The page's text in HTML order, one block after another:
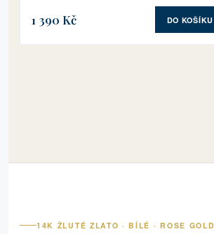
1 390 Kč DO KOŠÍKU
14K ŽLUTÉ ZLATO · BÍLÉ · ROSE GOLD